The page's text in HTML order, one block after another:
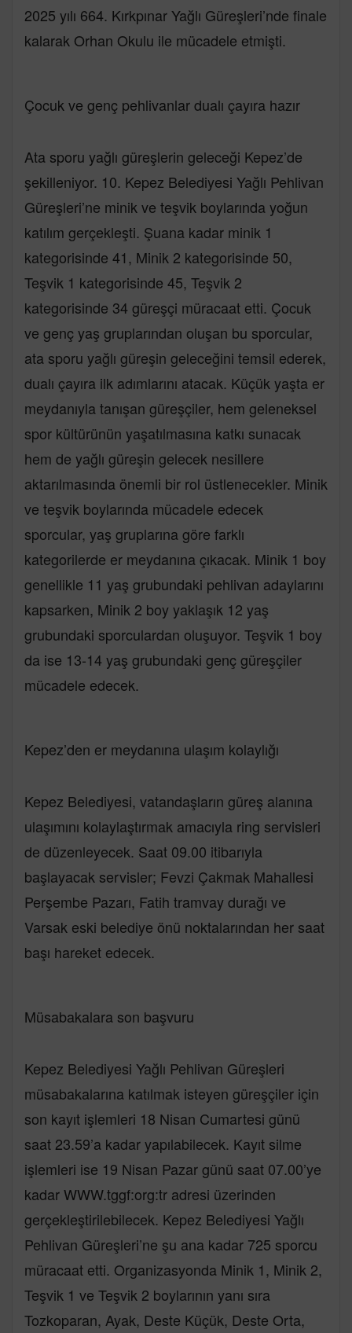
2025 yılı 664. Kırkpınar Yağlı Güreşleri’nde finale
kalarak Orhan Okulu ile mücadele etmişti.
Çocuk ve genç pehlivanlar dualı çayıra hazır
Ata sporu yağlı güreşlerin geleceği Kepez’de
şekilleniyor. 10. Kepez Belediyesi Yağlı Pehlivan
Güreşleri’ne minik ve teşvik boylarında yoğun
katılım gerçekleşti. Şuana kadar minik 1
kategorisinde 41, Minik 2 kategorisinde 50,
Teşvik 1 kategorisinde 45, Teşvik 2
kategorisinde 34 güreşçi müracaat etti. Çocuk
ve genç yaş gruplarından oluşan bu sporcular,
ata sporu yağlı güreşin geleceğini temsil ederek,
dualı çayıra ilk adımlarını atacak. Küçük yaşta er
meydanıyla tanışan güreşçiler, hem geleneksel
spor kültürünün yaşatılmasına katkı sunacak
hem de yağlı güreşin gelecek nesillere
aktarılmasında önemli bir rol üstlenecekler. Minik
ve teşvik boylarında mücadele edecek
sporcular, yaş gruplarına göre farklı
kategorilerde er meydanına çıkacak. Minik 1 boy
genellikle 11 yaş grubundaki pehlivan adaylarını
kapsarken, Minik 2 boy yaklaşık 12 yaş
grubundaki sporculardan oluşuyor. Teşvik 1 boy
da ise 13-14 yaş grubundaki genç güreşçiler
mücadele edecek.
Kepez’den er meydanına ulaşım kolaylığı
Kepez Belediyesi, vatandaşların güreş alanına
ulaşımını kolaylaştırmak amacıyla ring servisleri
de düzenleyecek. Saat 09.00 itibarıyla
başlayacak servisler; Fevzi Çakmak Mahallesi
Perşembe Pazarı, Fatih tramvay durağı ve
Varsak eski belediye önü noktalarından her saat
başı hareket edecek.
Müsabakalara son başvuru
Kepez Belediyesi Yağlı Pehlivan Güreşleri
müsabakalarına katılmak isteyen güreşçiler için
son kayıt işlemleri 18 Nisan Cumartesi günü
saat 23.59’a kadar yapılabilecek. Kayıt silme
işlemleri ise 19 Nisan Pazar günü saat 07.00’ye
kadar WWW.tggf:org:tr adresi üzerinden
gerçekleştirilebilecek. Kepez Belediyesi Yağlı
Pehlivan Güreşleri’ne şu ana kadar 725 sporcu
müracaat etti. Organizasyonda Minik 1, Minik 2,
Teşvik 1 ve Teşvik 2 boylarının yanı sıra
Tozkoparan, Ayak, Deste Küçük, Deste Orta,